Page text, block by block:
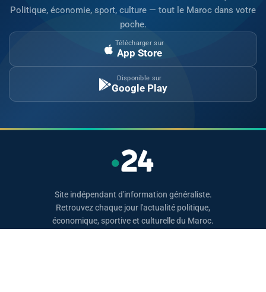
Politique, économie, sport, culture — tout le Maroc dans votre
poche.
Télécharger sur
App Store
Disponible sur
Google Play
Site indépendant d'information généraliste.
Retrouvez chaque jour l'actualité politique,
économique, sportive et culturelle du Maroc.